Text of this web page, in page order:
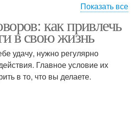
Заговор на соль
Древний заговор
Показать все
как привлечь
в свою жизнь
удачу, нужно регулярно
Главное условие их
в то, что вы делаете.